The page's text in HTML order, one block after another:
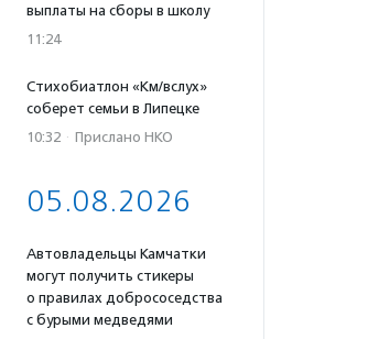
выплаты на сборы в школу
11:24
Стихобиатлон «Км/вслух»
соберет семьи в Липецке
10:32 · Прислано НКО
05.08.2026
Автовладельцы Камчатки
могут получить стикеры
о правилах добрососедства
с бурыми медведями